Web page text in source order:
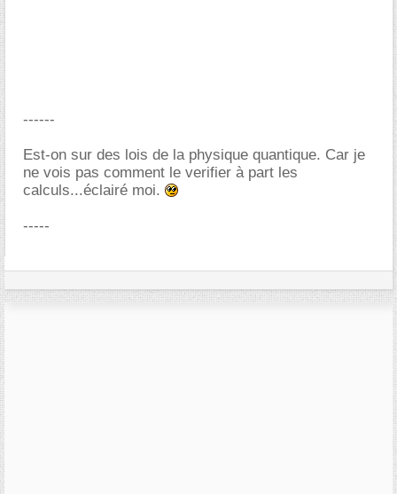
------
Est-on sur des lois de la physique quantique. Car je
ne vois pas comment le verifier à part les
calculs...éclairé moi.
-----